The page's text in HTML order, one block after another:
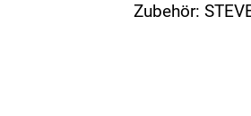
Zubehör: